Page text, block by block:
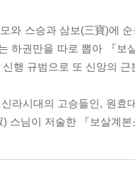
와 스승과 삼보(三寶)에
하권만을 따로 뽑아 『
행 규범으로 또 신앙의
라시대의 고승들인, 원
스님이 저술한 『보살계